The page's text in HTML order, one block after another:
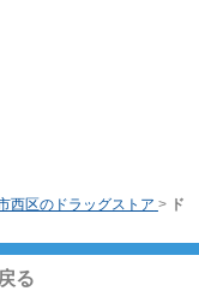
西区のドラッグストア > ド
る